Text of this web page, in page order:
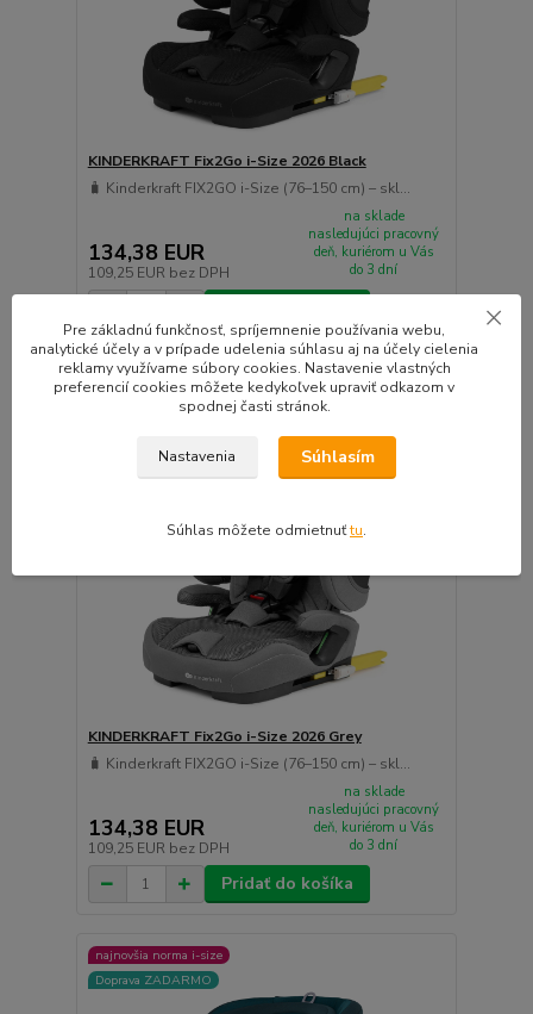
KINDERKRAFT Fix2Go i-Size 2026 Black
🧳 Kinderkraft FIX2GO i-Size (76–150 cm) – skl...
134,38 EUR
109,25 EUR bez DPH
na sklade
nasledujúci pracovný
deň, kuriérom u Vás
do 3 dní
najnovšia norma i-size
Doprava ZADARMO
KINDERKRAFT Fix2Go i-Size 2026 Grey
🧳 Kinderkraft FIX2GO i-Size (76–150 cm) – skl...
134,38 EUR
109,25 EUR bez DPH
na sklade
nasledujúci pracovný
deň, kuriérom u Vás
do 3 dní
Pridať do košíka
najnovšia norma i-size
Doprava ZADARMO
Pre základnú funkčnosť, spríjemnenie používania webu,
analytické účely a v prípade udelenia súhlasu aj na účely cielenia
reklamy využívame súbory cookies. Nastavenie vlastných
preferencií cookies môžete kedykoľvek upraviť odkazom v
spodnej časti stránok.
Nastavenia Súhlasím
Súhlas môžete odmietnuťtu.